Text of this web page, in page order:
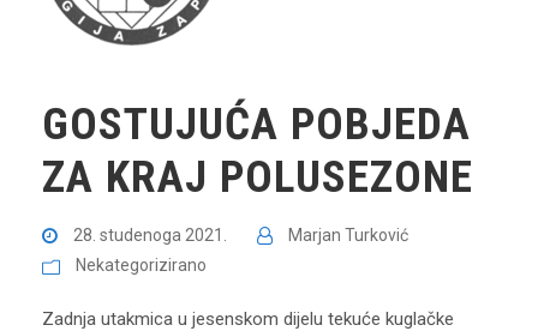
GOSTUJUĆA POBJEDA
ZA KRAJ POLUSEZONE
28. studenoga 2021.
Marjan Turković
Nekategorizirano
Zadnja utakmica u jesenskom dijelu tekuće kuglačke